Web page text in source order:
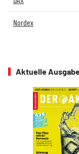
Nordex
Aktuelle